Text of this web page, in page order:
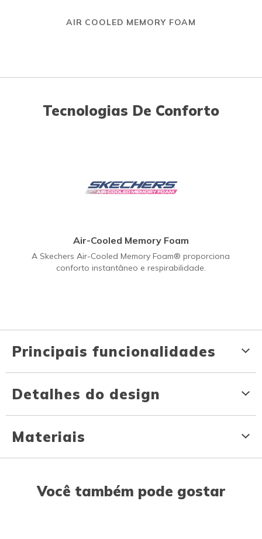
AIR COOLED MEMORY FOAM
Tecnologias De Conforto
Air-Cooled Memory Foam
A Skechers Air-Cooled Memory Foam® proporciona
conforto instantâneo e respirabilidade.
Principais funcionalidades
Detalhes do design
Materiais
Você também pode gostar